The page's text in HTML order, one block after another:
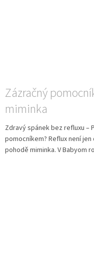
Zázračný
miminka
Zdravý spánek bez refluxu –
pomocníkem? Reflux není
pohodě miminka. V Babyom